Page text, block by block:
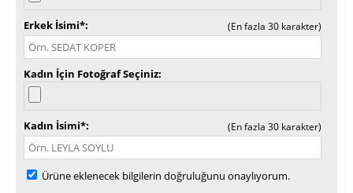
Erkek İsimi* (En fazla 30 karakter)
Kadın İçin Fotoğraf Seçiniz
Kadın İsimi* (En fazla 30 karakter)
Ürüne eklenecek bilgilerin doğruluğunu onaylıyorum.